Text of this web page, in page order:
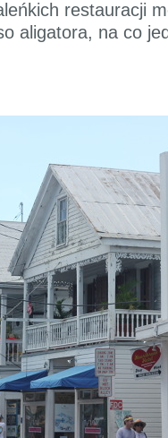
restauracji
aligatora, na co